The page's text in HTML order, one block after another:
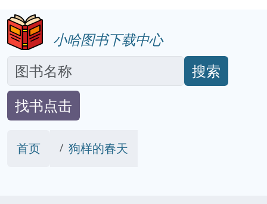
小哈图书下载中心
搜索
找书点击
首页 狗样的春天